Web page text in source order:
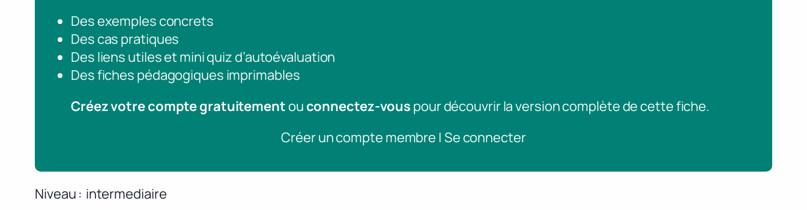
Des exemples concrets
Des cas pratiques
Des liens utiles et mini quiz d’autoévaluation
Des fiches pédagogiques imprimables
Créez votre compte gratuitement ou connectez-vous pour découvrir la version complète de cette fiche.
Créer un compte membre | Se connecter
Niveau intermediaire